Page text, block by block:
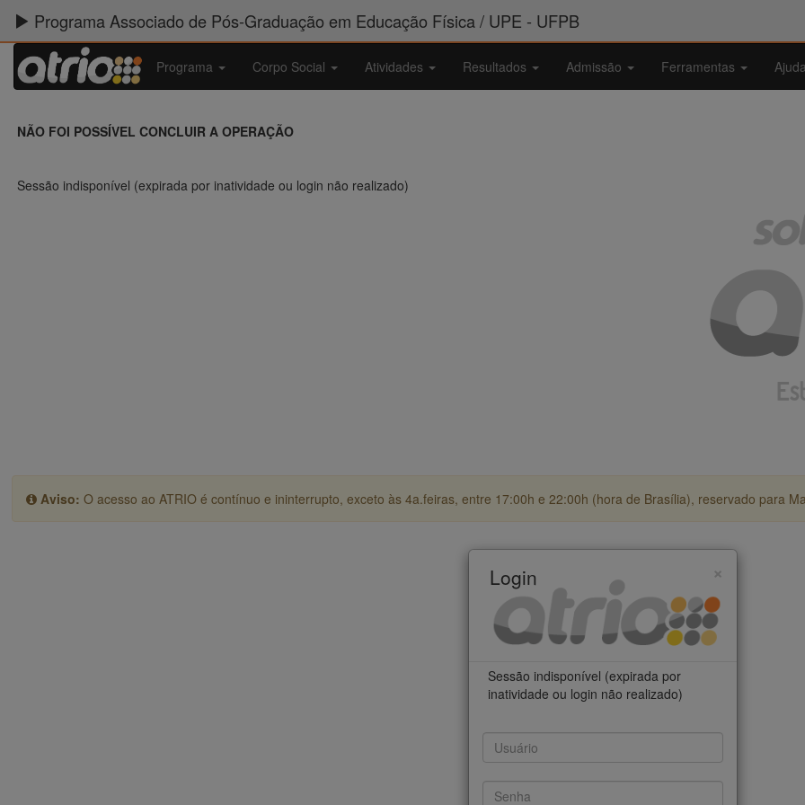
Programa Associado de Pós-Graduação em Educação Física / UPE - UFPB
Programa Corpo Social Atividades Resultados Admissão Ferramentas
NÃO FOI POSSÍVEL CONCLUIR A OPERAÇÃO
Sessão indisponível (expirada por inatividade ou login não realizado)
Aviso: O acesso ao ATRIO é contínuo e ininterrupto, exceto às 4a.feiras, entre 17:00h e 22:00h (hora de Brasília), reservado para
×
Login
Sessão indisponível (expirada por
inatividade ou login não realizado)